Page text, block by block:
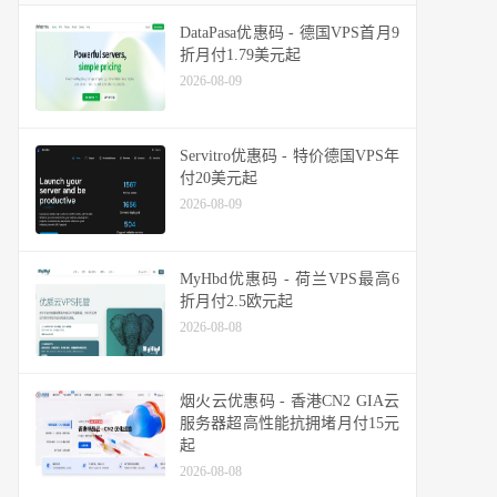
DataPasa优惠码 - 德国VPS首月9
折月付1.79美元起
2026-08-09
Servitro优惠码 - 特价德国VPS年
付20美元起
2026-08-09
MyHbd优惠码 - 荷兰VPS最高6
折月付2.5欧元起
2026-08-08
烟火云优惠码 - 香港CN2 GIA云
服务器超高性能抗拥堵月付15元
起
2026-08-08